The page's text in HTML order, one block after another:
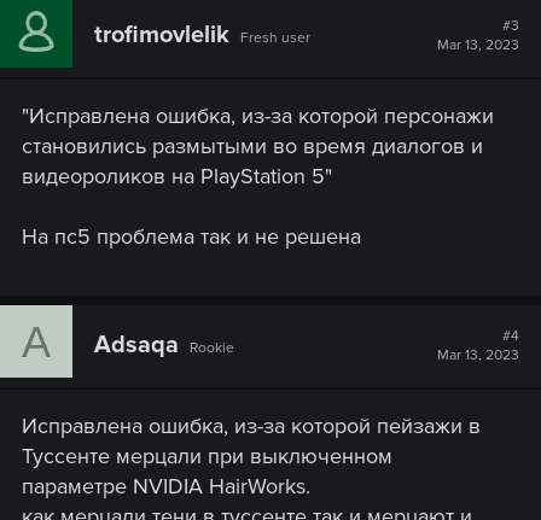
trofimovlelik Fresh user
#3
Mar 13, 2023
"Исправлена ошибка, из-за которой персонажи
становились размытыми во время диалогов и
видеороликов на PlayStation 5"
На пс5 проблема так и не решена
A Adsaqa Rookie
#4
Mar 13, 2023
Исправлена ошибка, из-за которой пейзажи в
Туссенте мерцали при выключенном
параметре NVIDIA HairWorks.